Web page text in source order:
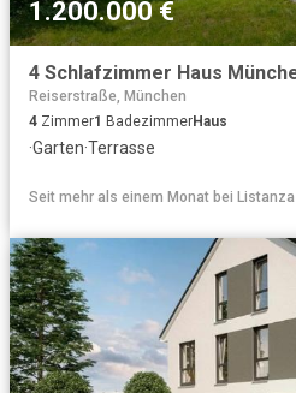
1.200.000 €
Reiserstraße, München
4 Zimmer1 BadezimmerHaus
·Garten·Terrasse
Seit mehr als einem Monat bei Listanza